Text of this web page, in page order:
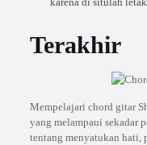
Terakhir
Mempelajari chord gitar
yang melampaui sekadar
tentang menyatukan hati,